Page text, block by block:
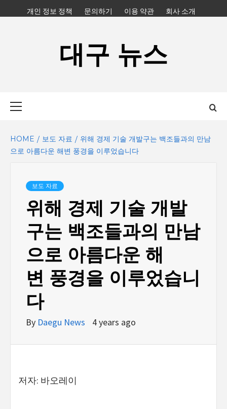
to
개인 정보 정책 문의하기 이용 약관 회사 소개
대구 뉴스
HOME 보도 자료
위해 경제 기술 개발구는 백조들과의 만남
으로 아름다운 해변 풍경을 이루었습니다
보도 자료
위해 경제 기술 개발
구는 백조들과의 만남
으로 아름다운 해
변 풍경을 이루었습니
다
By Daegu News 4 years ago
저자: 바오레이